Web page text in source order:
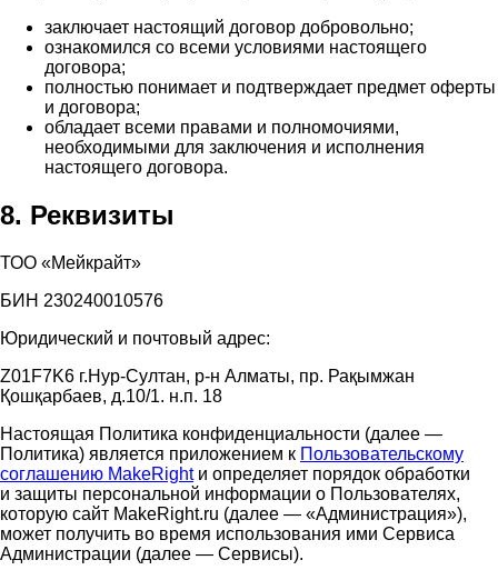
заключает настоящий договор добровольно;
ознакомился со всеми условиями настоящего
договора;
полностью понимает и подтверждает предмет оферты
и договора;
обладает всеми правами и полномочиями,
необходимыми для заключения и исполнения
настоящего договора.
8. Реквизиты
ТОО «Мейкрайт»
БИН 230240010576
Юридический и почтовый адрес:
Z01F7K6 г.Нур-Султан, р-н Алматы, пр. Рақымжан
Қошқарбаев, д.10/1. н.п. 18
Настоящая Политика конфиденциальности (далее —
Политика) является приложением к Пользовательскому
соглашению MakeRightи определяет порядок обработки
и защиты персональной информации о Пользователях,
которую сайт MakeRight.ru (далее — «Администрация»),
может получить во время использования ими Cервиса
Администрации (далее — Сервисы).